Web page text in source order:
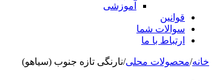
آموزشی
قوانین
سوالات شما
ارتباط با ما
خانه/محصولات محلی/نارنگی تازه جنوب (سیاهو)